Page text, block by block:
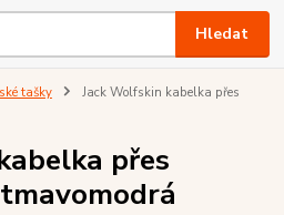
Hledat
tašky
Jack Wolfskin kabelka přes
přes